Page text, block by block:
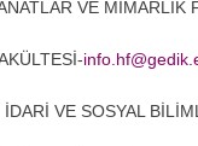
VE MİMARLIK
VE SOSYAL